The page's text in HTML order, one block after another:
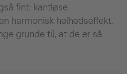
fint: kantløse
harmonisk helhedseffekt,
grunde til, at de er så